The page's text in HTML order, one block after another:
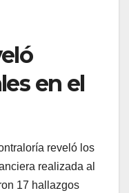
en el
reveló los
realizada al
17 hallazgos